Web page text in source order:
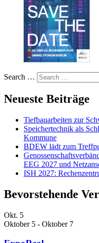
Search …
Neueste Beiträge
Tiefbauarbeiten zur
Speichertechnik als
Kommune
BDEW lädt zum
EEG 2027 und
ISH 2027:
Bevorstehende
Okt. 5
Oktober 5 - Oktober 7